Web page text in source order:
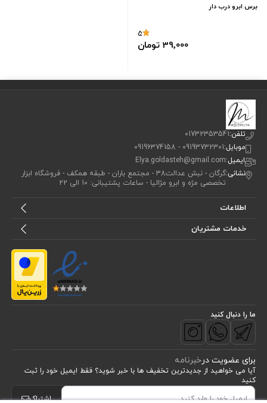
برس ابرو درب دار
5
39٬000 تومان
تلفن:01732353541
موبایل:09193732301 - 09196374158
ایمیل:Elya.goldasteh@gmail.com
نشانی:
گرگان - نبش عدالت38 - مجتمع باران - طبقه همکف - فروشگاه ابزار
تخصصی مژه و ابرو مژالیا - ساعات پشتیبانی: 10 الی 22
اطلاعات
خدمات مشتریان
ما را دنبال کنید
برای عضویت درخبرنامه
آیا می خواهید از جدید‌ترین تخفیف‌ ها با‌ خبر شوید؟ فقط ایمیل خود را ثبت
کنید
اشتراک